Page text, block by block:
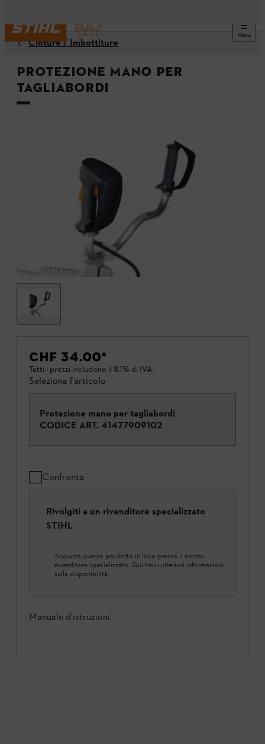
Menu
Cinture / Imbottiture
Protezione mano per
tagliabordi
CHF 34.00*
Tutti i prezzi includono il 8.1% di IVA.
Seleziona l'articolo
Protezione mano per tagliabordi
CODICE ART. 41477909102
Confronta
Rivolgiti a un rivenditore specializzato
STIHL
Acquista questo prodotto in loco presso il nostro
rivenditore specializzato. Qui trovi ulteriori informazioni
sulla disponibilità.
Manuale d'istruzioni